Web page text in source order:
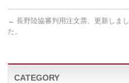
← 長野陸協審判用注文票、更新しまし
た。
CATEGORY